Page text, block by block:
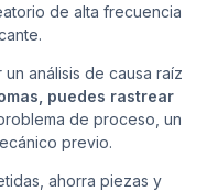
de alta frecuencia
análisis de causa raíz
puedes rastrear
de proceso, un
previo.
ahorra piezas y